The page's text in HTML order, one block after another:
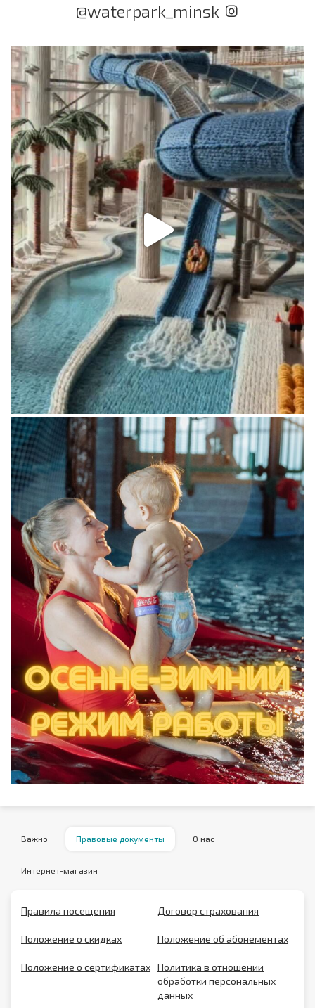
@waterpark_minsk
Важно Правовые документы О нас
Интернет-магазин
Правила посещения Договор страхования
Положение о скидках Положение об абонементах
Положение о сертификатах Политика в отношении
обработки персональных
данных